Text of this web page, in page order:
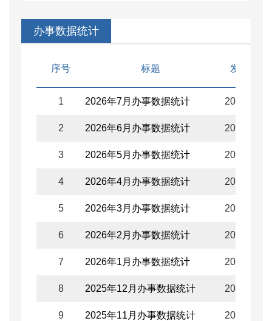
办事数据统计
序号 标题 发布日期
1 2026年7月办事数据统计 2026-08-
2 2026年6月办事数据统计 2026-07-
3 2026年5月办事数据统计 2026-06-
4 2026年4月办事数据统计 2026-05-
5 2026年3月办事数据统计 2026-04-
6 2026年2月办事数据统计 2026-03-
7 2026年1月办事数据统计 2026-02-
8 2025年12月办事数据统计 2026-01-
9 2025年11月办事数据统计 2025-12-